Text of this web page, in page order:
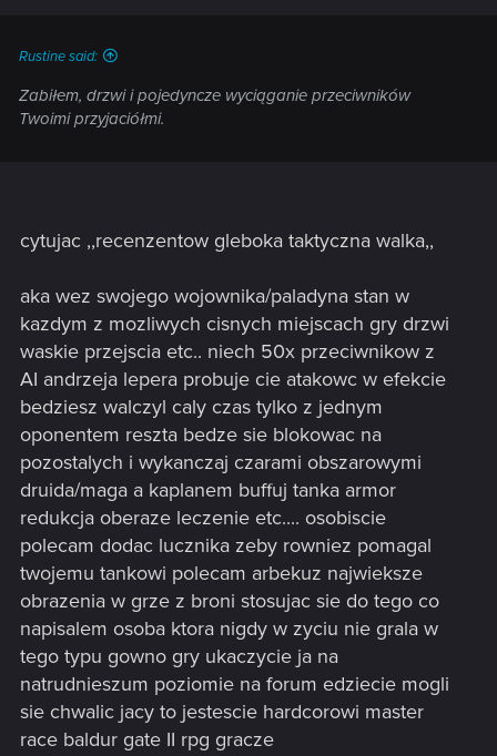
Rustine said:
Zabiłem, drzwi i pojedyncze wyciąganie przeciwników
Twoimi przyjaciółmi.
cytujac ,,recenzentow gleboka taktyczna walka,,
aka wez swojego wojownika/paladyna stan w
kazdym z mozliwych cisnych miejscach gry drzwi
waskie przejscia etc.. niech 50x przeciwnikow z
AI andrzeja lepera probuje cie atakowc w efekcie
bedziesz walczyl caly czas tylko z jednym
oponentem reszta bedze sie blokowac na
pozostalych i wykanczaj czarami obszarowymi
druida/maga a kaplanem buffuj tanka armor
redukcja oberaze leczenie etc.... osobiscie
polecam dodac lucznika zeby rowniez pomagal
twojemu tankowi polecam arbekuz najwieksze
obrazenia w grze z broni stosujac sie do tego co
napisalem osoba ktora nigdy w zyciu nie grala w
tego typu gowno gry ukaczycie ja na
natrudnieszum poziomie na forum edziecie mogli
sie chwalic jacy to jestescie hardcorowi master
race baldur gate II rpg gracze